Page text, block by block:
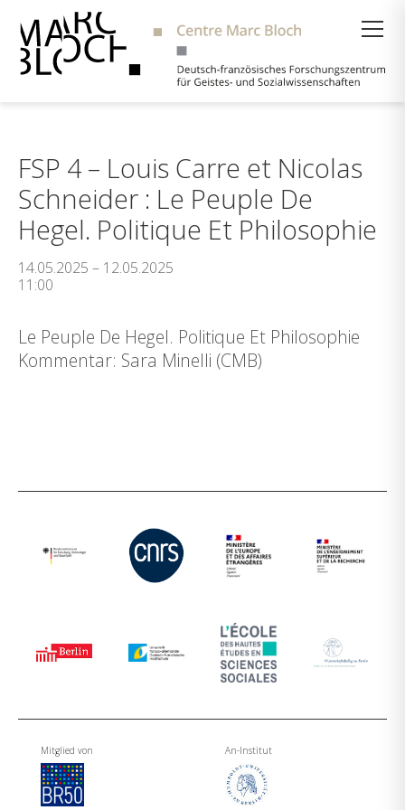
FSP 4 – Louis Carre et Nicolas
Schneider : Le Peuple De
Hegel. Politique Et Philosophie
14.05.2025 – 12.05.2025
11:00
Le Peuple De Hegel. Politique Et Philosophie
Kommentar: Sara Minelli (CMB)
Mitglied von An-Institut